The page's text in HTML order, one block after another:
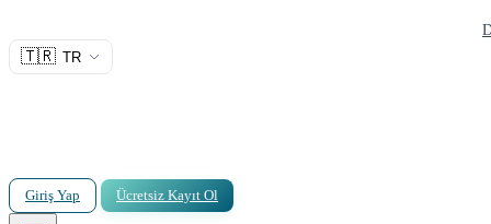
🇹🇷 TR
Giriş Yap Ücretsiz Kayıt Ol